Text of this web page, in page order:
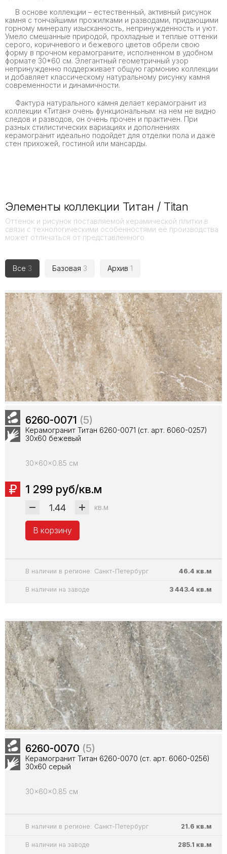
В основе коллекции – естественный, активный рисунок
камня с тончайшими прожилками и разводами, придающими
горному минералу изысканность, непринужденность и уют.
Умело смешанные природой, прохладные и теплые оттенки
серого, коричневого и бежевого цветов обрели свою
форму в прочном керамограните, исполненном в удобном
формате 30*60 см. Элегантный геометричный узор
непринужденно поддерживает общую гармонию коллекции
и добавляет классическому натуральному рисунку камня
современности и динамичности.
Фактура натурального камня делает керамогранит из
коллекции «Титан» очень функциональным: на нем не видно
следов и разводов, он очень прочен и практичен. При
разных стилистических вариациях и дополнениях
керамогранит идеально подойдет для отделки пола и даже
стен прихожей, гостиной или мансарды.
Элементы коллекции Титан / Titan
Оттенок и рисунок поставляемой керамической плитки в
связи с технологическими особенностями её производства
может отличаться от представленного
Все 3 Базовая 3 Архив 1
6260-0071 (5)
Керамогранит Титан 6260-0071 (ст. арт. 6060-0257)
30х60 бежевый
30x60x0.85 см
1 299 руб/кв.м
кв.м
В корзину
В наличии в регионе: Санкт-Петербург 46.4 кв.м
В наличии на заводе 3 443.4 кв.м
6260-0070 (5)
Керамогранит Титан 6260-0070 (ст. арт. 6060-0256)
30х60 серый
30x60x0.85 см
В наличии в регионе: Санкт-Петербург 21.6 кв.м
В наличии на заводе 285.1 кв.м